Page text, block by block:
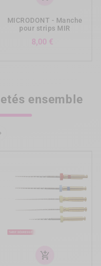
MICRODONT - Manche
pour strips MIR
8,00 €
ensemble
add_shopping_cart